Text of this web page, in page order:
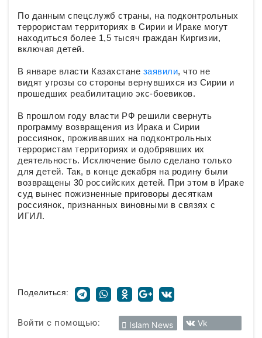
По данным спецслужб страны, на подконтрольных
террористам территориях в Сирии и Ираке могут
находиться более 1,5 тысяч граждан Киргизии,
включая детей.
В январе власти Казахстане заявили, что не
видят угрозы со стороны вернувшихся из Сирии и
прошедших реабилитацию экс-боевиков.
В прошлом году власти РФ решили свернуть
программу возвращения из Ирака и Сирии
россиянок, проживавших на подконтрольных
террористам территориях и одобрявших их
деятельность. Исключение было сделано только
для детей. Так, в конце декабря на родину были
возвращены 30 российских детей. При этом в Ираке
суд вынес пожизненные приговоры десяткам
россиянок, признанных виновными в связях с
ИГИЛ.
Поделиться:
Войти с помощью: Islam News Vk